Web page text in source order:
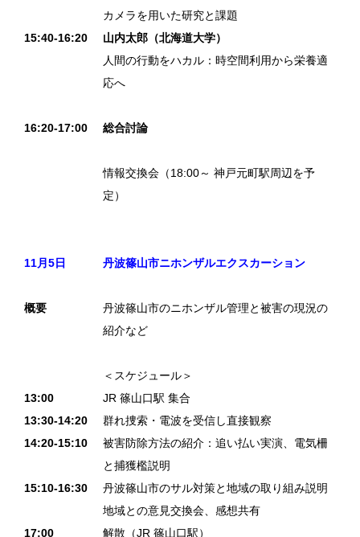
カメラを用いた研究と課題
15:40-16:20
山内太郎（北海道大学）
人間の行動をハカル：時空間利用から栄養適
応へ
16:20-17:00 総合討論
情報交換会（18:00～ 神戸元町駅周辺を予
定）
11月5日 丹波篠山市ニホンザルエクスカーション
概要
丹波篠山市のニホンザル管理と被害の現況の
紹介など
＜スケジュール＞
13:00
JR 篠山口駅 集合
13:30-14:20
群れ捜索・電波を受信し直接観察
14:20-15:10
被害防除方法の紹介：追い払い実演、電気柵
と捕獲檻説明
15:10-16:30
丹波篠山市のサル対策と地域の取り組み説明
地域との意見交換会、感想共有
17:00
解散（JR 篠山口駅）